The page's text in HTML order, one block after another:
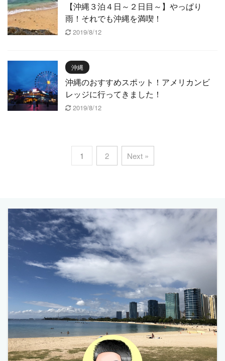
【沖縄３泊４日～２日目～】やっぱり
雨！それでも沖縄を満喫！
2019/8/12
沖縄
沖縄のおすすめスポット！アメリカンビ
レッジに行ってきました！
2019/8/12
1 2 Next »